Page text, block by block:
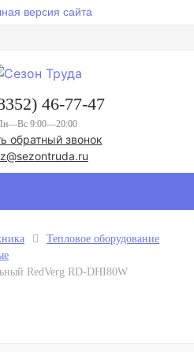
версия сайта
46-77-47
9:00—20:00
обратный звонок
Тепловое оборудование
RedVerg RD-DHI80W